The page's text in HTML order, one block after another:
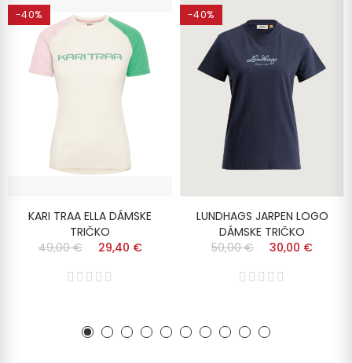
-40%
KARI TRAA ELLA DÁMSKE
TRIČKO
49,00 €
29,40 €
-40%
LUNDHAGS JARPEN LOGO
DÁMSKE TRIČKO
50,00 €
30,00 €